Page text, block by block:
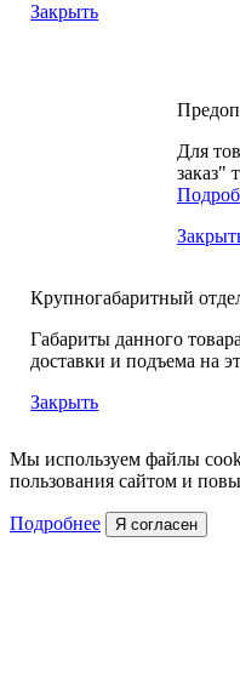
Закрыть
Для
заказ"
Крупногабаритный
Габариты данного
доставки и подъема на
Закрыть
Мы используем файлы
пользования сайтом и
Подробнее Я согласен